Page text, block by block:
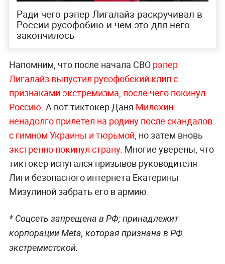
Ради чего рэпер Лигалайз раскручивал в
России русофобию и чем это для него
закончилось
Напомним, что после начала СВО рэпер
Лигалайз выпустил русофобский клип с
признаками экстремизма, после чего покинул
Россию. А вот тиктокер Даня Милохин
ненадолго прилетел на родину после скандалов
с гимном Украины и тюрьмой, но затем вновь
экстренно покинул страну. Многие уверены, что
тиктокер испугался призывов руководителя
Лиги безопасного интернета Екатерины
Мизулиной забрать его в армию.
* Cоцсеть запрещена в РФ; принадлежит
корпорации Meta, которая признана в РФ
экстремистской.